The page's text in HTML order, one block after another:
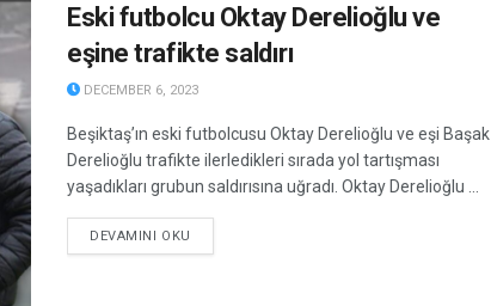
Eski futbolcu Oktay Derelioğlu ve
eşine trafikte saldırı
DECEMBER 6, 2023
Beşiktaş’ın eski futbolcusu Oktay Derelioğlu ve eşi Başak
Derelioğlu trafikte ilerledikleri sırada yol tartışması
yaşadıkları grubun saldırısına uğradı. Oktay Derelioğlu ...
DEVAMINI OKU